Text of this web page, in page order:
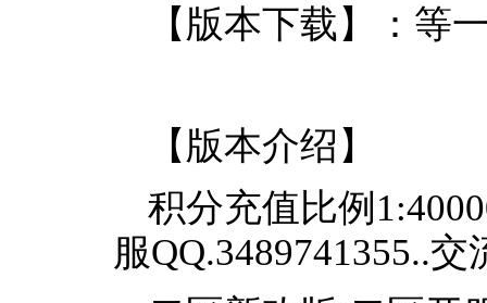
【版本下载】：等
【版本介绍】
积分充值比例
服QQ.3489741355..交